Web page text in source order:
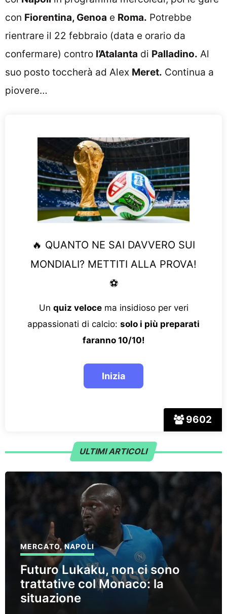
con Fiorentina, Genoa e Roma. Potrebbe
rientrare il 22 febbraio (data e orario da
confermare) contro l’Atalanta di Palladino. Al
suo posto toccherà ad Alex Meret. Continua a
piovere…
9602
🔥 QUANTO NE SAI DAVVERO SUI
MONDIALI? METTITI ALLA PROVA!
⚽
Un quiz velocema insidioso per veri
appassionati di calcio: solo i più preparati
faranno 10/10!
ULTIMI ARTICOLI
MERCATO,NAPOLI
Futuro Lukaku, non ci sono
trattative col Monaco: la
situazione